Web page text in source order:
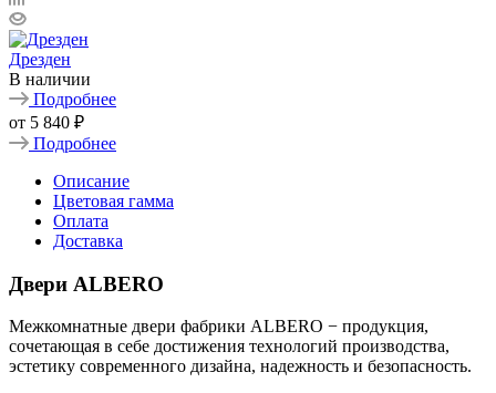
Дрезден
В наличии
Подробнее
от 5 840 ₽
Подробнее
Описание
Цветовая гамма
Оплата
Доставка
Двери ALBERO
Межкомнатные двери фабрики ALBERO − продукция,
сочетающая в себе достижения технологий производства,
эстетику современного дизайна, надежность и безопасность.